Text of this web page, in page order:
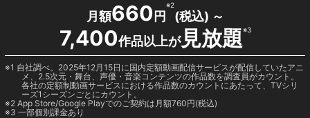
月額660 円
※2
(税込) ～
7,400作品以上が見放題※3
1 自社調べ。2025年12月15日に国内定額動画配信サービスが配信していたアニ
メ、2.5次元・舞台、声優・音楽コンテンツの作品数を調査員がカウント。
各社の定額制動画サービスにおける作品数のカウントにあたって、TVシリ
ーズ1シーズンごとにカウント。
2 App Store/Google Playでのご契約は月額760円(税込)
3 一部個別課金あり